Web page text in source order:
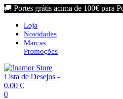
🚚 Portes grátis acima de 100€ para
Loja
Novidades
Marcas
Promoções
Lista de Desejos -
0.00 €
0